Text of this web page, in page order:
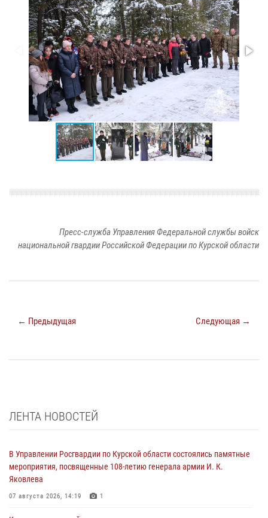
Пресс-служба Управления Федеральной службы войск
национальной гвардии Российской Федерации по Курской области
← Предыдущая Следующая →
ЛЕНТА НОВОСТЕЙ
В Управлении Росгвардии по Курской области состоялись памятные
мероприятия, посвященные 108-летию генерала армии И. К.
Яковлева
07 августа 2026, 14:19 1